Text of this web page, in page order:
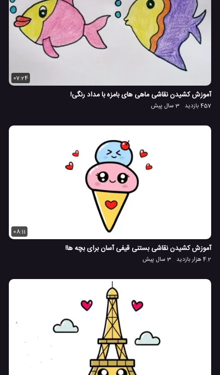
07:24
آموزش کشیدن نقاشی ماهی های بامزه با مداد رنگی!
457 بازدید 3 سال پیش
08:11
آموزش کشیدن نقاشی بستنی قیفی آسان برای بچه ها!
4.2 هزار بازدید 3 سال پیش